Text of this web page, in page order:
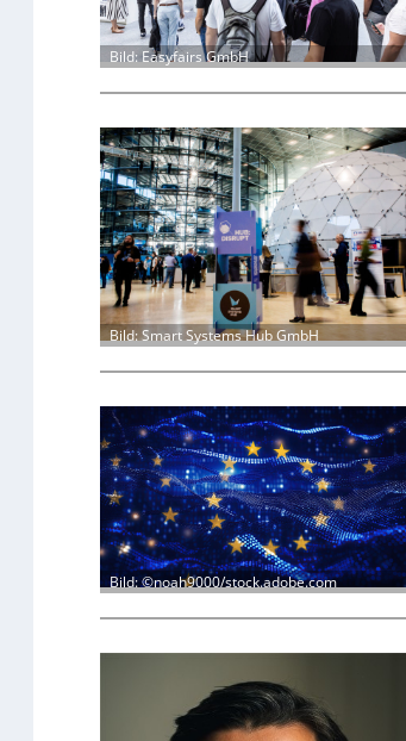
Bild: Easyfairs GmbH
Bild: Smart Systems Hub GmbH
Bild: ©noah9000/stock.adobe.com